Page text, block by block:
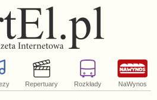
Repertuary Rozkłady NaWynos